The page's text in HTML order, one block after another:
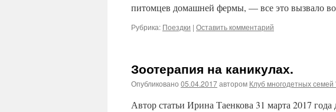
питомцев домашней фермы, — все это вызвало
Рубрика: Поездки | Оставить комментарий
Зоотерапия на каникулах.
Опубликовано 05.04.2017автором Клуб многодетных
Автор статьи Ирина Таенкова 31 марта 2017 года